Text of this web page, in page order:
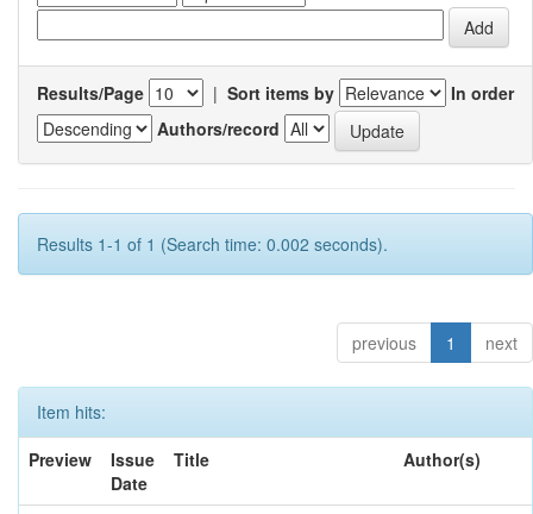
Results/Page | Sort items by
In order
Authors/record
Results 1-1 of 1 (Search time: 0.002 seconds).
previous 1 next
Item hits:
Preview
Issue
Date
Title Author(s)